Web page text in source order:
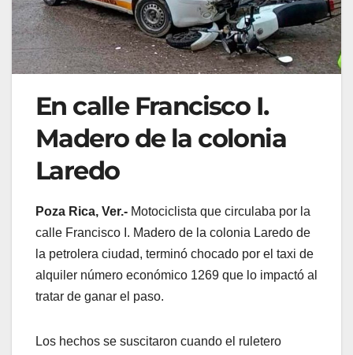
En calle Francisco I.
Madero de la colonia
Laredo
Poza Rica, Ver.- Motociclista que circulaba por la
calle Francisco I. Madero de la colonia Laredo de
la petrolera ciudad, terminó chocado por el taxi de
alquiler número económico 1269 que lo impactó al
tratar de ganar el paso.
Los hechos se suscitaron cuando el ruletero